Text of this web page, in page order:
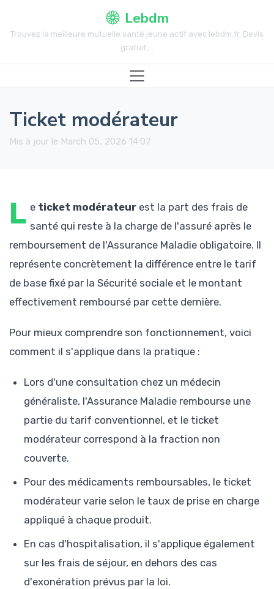
Lebdm
Trouvez la meilleure mutuelle santé jeune actif avec lebdm.fr. Devis
gratuit,...
Ticket modérateur
Mis à jour le March 05, 2026 14:07
L e ticket modérateur est la part des frais de
santé qui reste à la charge de l'assuré après le
remboursement de l'Assurance Maladie obligatoire. Il
représente concrètement la différence entre le tarif
de base fixé par la Sécurité sociale et le montant
effectivement remboursé par cette dernière.
Pour mieux comprendre son fonctionnement, voici
comment il s'applique dans la pratique :
Lors d'une consultation chez un médecin
généraliste, l'Assurance Maladie rembourse une
partie du tarif conventionnel, et le ticket
modérateur correspond à la fraction non
couverte.
Pour des médicaments remboursables, le ticket
modérateur varie selon le taux de prise en charge
appliqué à chaque produit.
En cas d'hospitalisation, il s'applique également
sur les frais de séjour, en dehors des cas
d'exonération prévus par la loi.